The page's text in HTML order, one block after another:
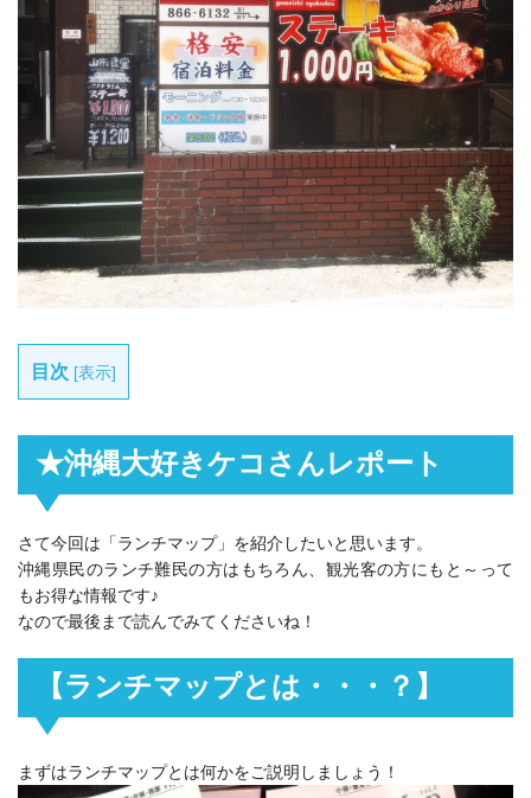
目次 [表示]
★沖縄大好きケコさんレポート
さて今回は「ランチマップ」を紹介したいと思います。
沖縄県民のランチ難民の方はもちろん、観光客の方にもと～って
もお得な情報です♪
なので最後まで読んでみてくださいね！
【ランチマップとは・・・？】
まずはランチマップとは何かをご説明しましょう！